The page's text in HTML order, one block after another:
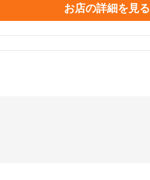
お店の詳細を見る